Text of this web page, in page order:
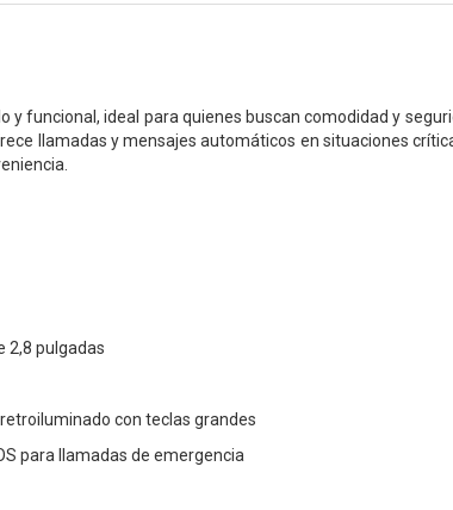
y funcional, ideal para quienes buscan comodidad y
llamadas y mensajes automáticos en situaciones
2,8 pulgadas
con teclas grandes
para llamadas de emergencia